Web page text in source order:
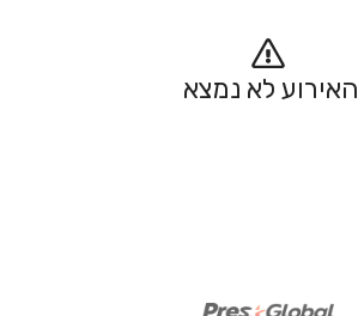
האירוע לא נמצא